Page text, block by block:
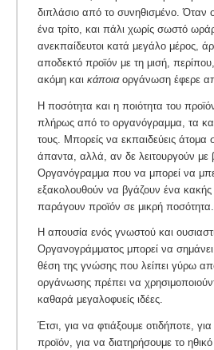
διπλάσιο από το συνηθισμένο. Όταν
ένα τρίτο, και πάλι χωρίς σωστό
ανεκπαίδευτοι κατά μεγάλο μέρος,
αποδεκτό προϊόν με τη μισή,
ακόμη και κάποια οργάνωση έφερε
Η ποσότητα και η ποιότητα του
πλήρως από το οργανόγραμμα, τα
τους. Μπορείς να εκπαιδεύεις άτομα
άπαντα, αλλά, αν δε λειτουργούν με
Οργανόγραμμα που να μπορεί να
εξακολουθούν να βγάζουν ένα κακής
παράγουν προϊόν σε μικρή ποσότητα.
Η απουσία ενός γνωστού και
Οργανογράμματος μπορεί να
θέση της γνώσης που λείπει γύρω
οργάνωσης πρέπει να
καθαρά μεγαλοφυείς ιδέες.
Έτσι, για να φτιάξουμε οτιδήποτε,
προϊόν, για να διατηρήσουμε το